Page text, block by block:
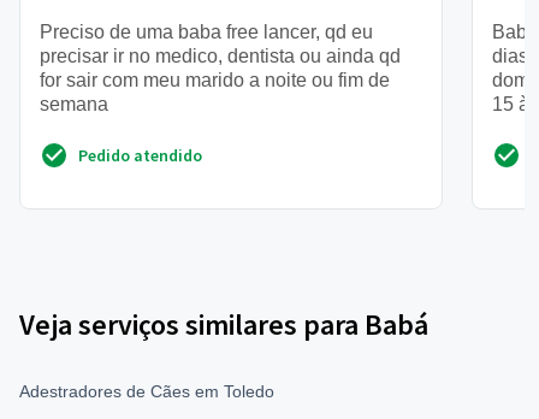
Preciso de uma baba free lancer, qd eu
precisar ir no medico, dentista ou ainda qd
for sair com meu marido a noite ou fim de
semana
Pedido atendido
dias
15
Veja serviços similares para Babá
Adestradores de Cães em Toledo